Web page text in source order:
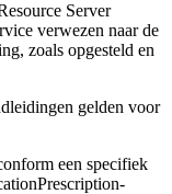
Server
verwezen naar de
zoals opgesteld en
gelden voor
een specifiek